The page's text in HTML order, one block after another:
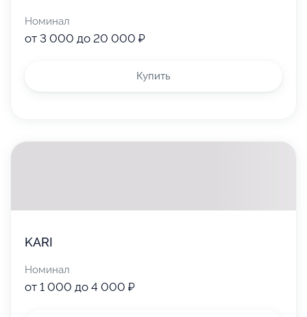
Номинал
от 3 000 до 20 000 ₽
Купить
KARI
Номинал
от 1 000 до 4 000 ₽